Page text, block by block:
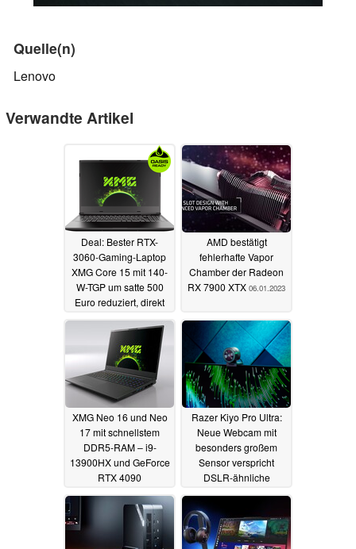
Quelle(n)
Lenovo
Verwandte Artikel
Deal: Bester RTX-
3060-Gaming-Laptop
XMG Core 15 mit 140-
W-TGP um satte 500
Euro reduziert, direkt
07.01.2023
AMD bestätigt
fehlerhafte Vapor
Chamber der Radeon
RX 7900 XTX 06.01.2023
XMG Neo 16 und Neo
17 mit schnellstem
DDR5-RAM – i9-
13900HX und GeForce
RTX 4090
06.01.2023
Razer Kiyo Pro Ultra:
Neue Webcam mit
besonders großem
Sensor verspricht
DSLR-ähnliche
05.01.2023